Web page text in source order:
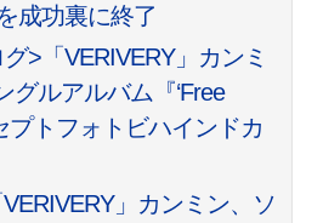
成功裏に終了
>「VERIVERY」カンミ
グルアルバム『‘Free
プトフォトビハインドカ
VERIVERY」カンミン、ソ